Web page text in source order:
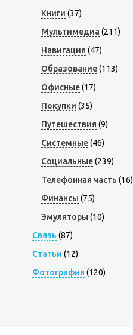
Книги (37)
Мультимедиа (211)
Навигация (47)
Образование(113)
Офисные(17)
Покупки (35)
Путешествия (9)
Системные(46)
Социальные(239)
Телефонная часть (16)
Финансы (75)
Эмуляторы (10)
Связь (87)
Статьи (12)
Фотография (120)